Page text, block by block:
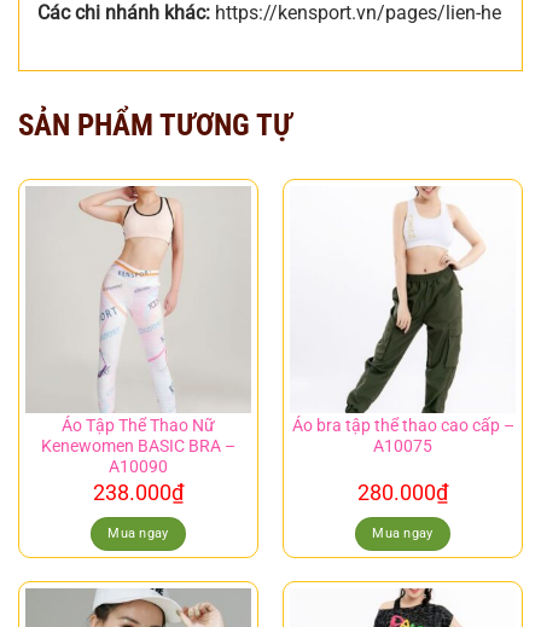
Các chi nhánh khác: https://kensport.vn/pages/lien-he
SẢN PHẨM TƯƠNG TỰ
Áo Tập Thể Thao Nữ
Kenewomen BASIC BRA –
A10090
238.000₫
Mua ngay
Áo bra tập thể thao cao cấp –
A10075
280.000₫
Mua ngay